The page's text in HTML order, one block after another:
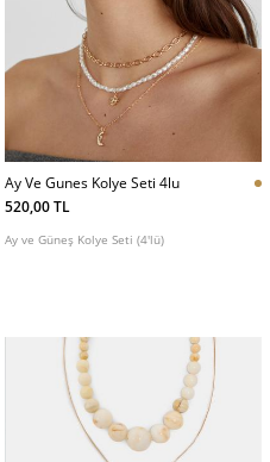
Ay Ve Gunes Kolye Seti 4lu
520,00 TL
Ay ve Güneş Kolye Seti (4'lü)